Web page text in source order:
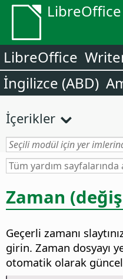
LibreOffice
LibreOffice
İngilizce (ABD)
İçerikler
Zaman
Geçerli zamanı
girin. Zaman dosyayı
otomatik olarak